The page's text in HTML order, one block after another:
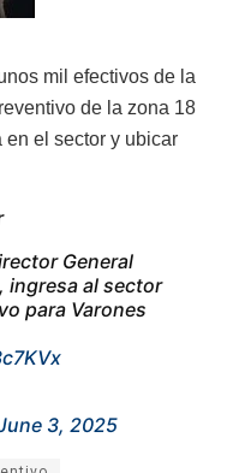
mil efectivos de la
de la zona 18
el sector y ubicar
General
ingresa al sector
para Varones
3, 2025